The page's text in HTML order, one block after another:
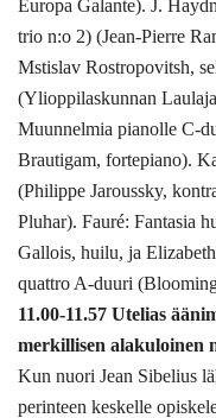
Europa Galante). J.
trio n:o 2) (Jean-Pierre
Mstislav Rostropovitsh,
(Ylioppilaskunnan
Muunnelmia pianolle C-
Brautigam, fortepiano).
(Philippe Jaroussky,
Pluhar). Fauré: Fantasia
Gallois, huilu, ja
quattro A-duuri
11.00-11.57 Utelias
merkillisen alakuloinen
Kun nuori Jean Sibelius
perinteen keskelle